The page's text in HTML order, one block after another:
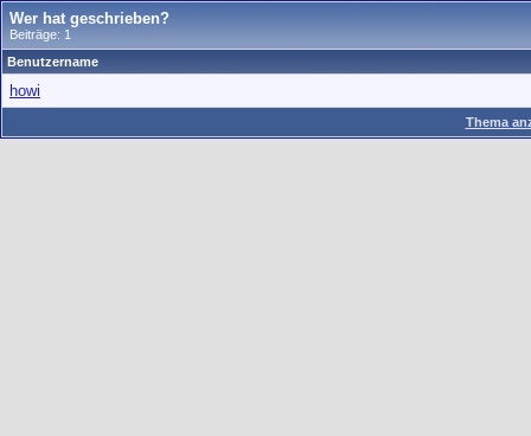
Wer hat geschrieben?
Beiträge: 1
Benutzername
howi
Thema